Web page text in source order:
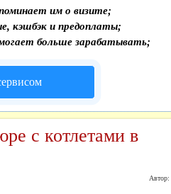
им о визите;
кэшбэк и предоплаты;
больше зарабатывать;
с котлетами в
Автор: